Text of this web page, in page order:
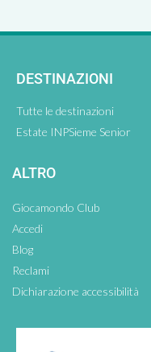
DESTINAZIONI
Tutte le destinazioni
Estate INPSieme Senior
ALTRO
Giocamondo Club
Accedi
Blog
Reclami
Dichiarazione accessibilità